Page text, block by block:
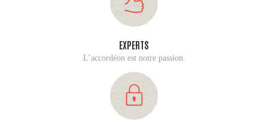
EXPERTS
L’accordéon est notre passion.